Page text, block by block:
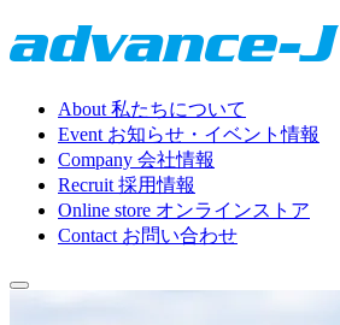
About 私たちについて
Event お知らせ・イベント情報
Company 会社情報
Recruit 採用情報
Online store オンラインストア
Contact お問い合わせ